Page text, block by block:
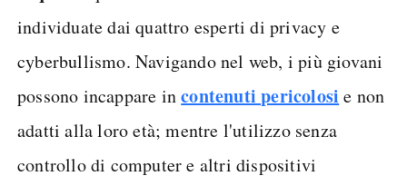
individuate dai quattro esperti di privacy e
cyberbullismo. Navigando nel web, i più giovani
possono incappare incontenuti pericolosi e non
adatti alla loro età; mentre l'utilizzo senza
controllo di computer e altri dispositivi